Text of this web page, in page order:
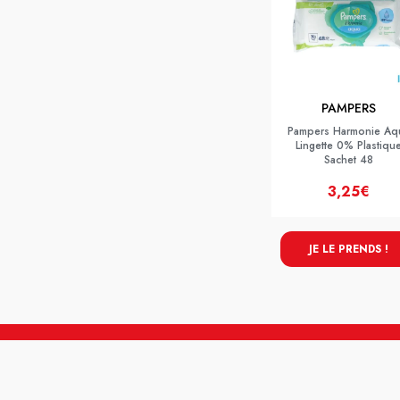
PAMPERS
Pampers Harmonie
Lingette 0%
Sachet 48
3,25€
JE LE PRENDS !